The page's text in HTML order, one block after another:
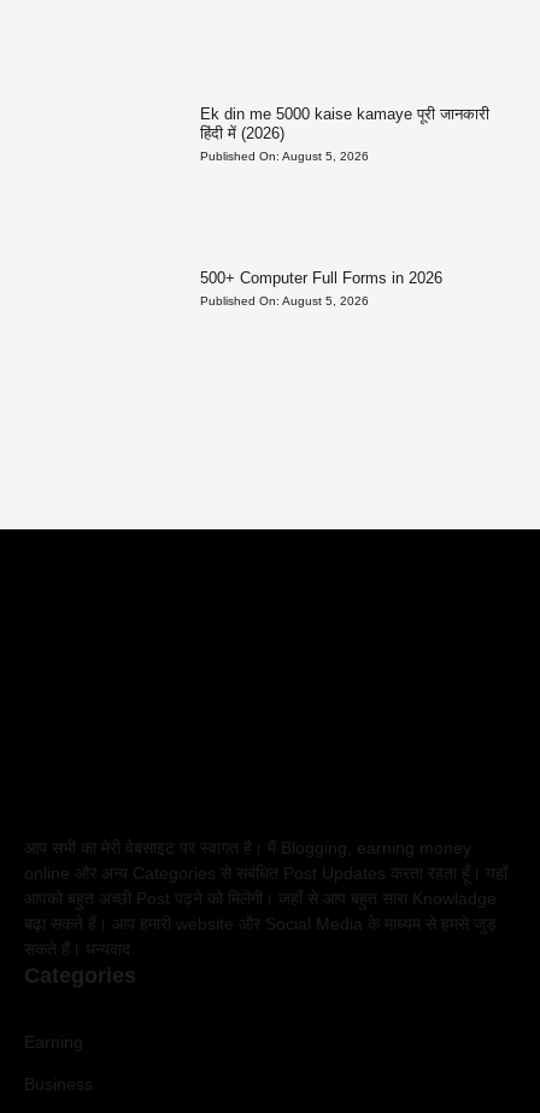
Ek din me 5000 kaise kamaye पूरी जानकारी
हिंदी में (2026)
Published On:August 5, 2026
500+ Computer Full Forms in 2026
Published On:August 5, 2026
आप सभी का मेरी वेबसाइट पर स्वागत है। मैं Blogging, earning money
online और अन्य Categories से संबंधित Post Updates करता रहता हूँ। यहाँ
आपको बहुत अच्छी Post पढ़ने को मिलेंगी। जहाँ से आप बहुत सारा Knowladge
बढ़ा सकते हैं। आप हमारी website और Social Media के माध्यम से हमसे जुड़
सकते हैं। धन्यवाद
Categories
Earning
Business